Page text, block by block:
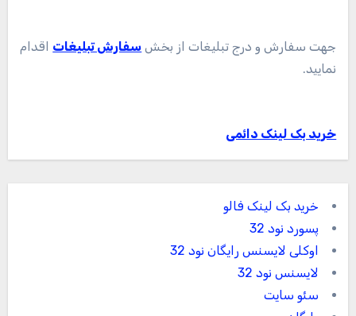
جهت سفارش و درج تبلیغات از بخش سفارش تبلیغات اقدام
نمایید.
خرید بک لینک دائمی
خرید بک لینک فالو
پسورد نود 32
اوکلی لایسنس رایگان نود 32
لایسنس نود 32
سئو سایت